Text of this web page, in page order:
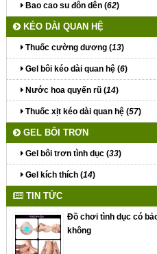
Bao cao su đôn dên (62)
KÉO DÀI QUAN HỆ
Thuốc cường dương (13)
Gel bôi kéo dài quan hệ (6)
Nước hoa quyến rũ (14)
Thuốc xịt kéo dài quan hệ (57)
GEL BÔI TRƠN
Gel bôi trơn tình dục (33)
Gel kích thích (14)
TIN TỨC
Đồ chơi tình dục có
không